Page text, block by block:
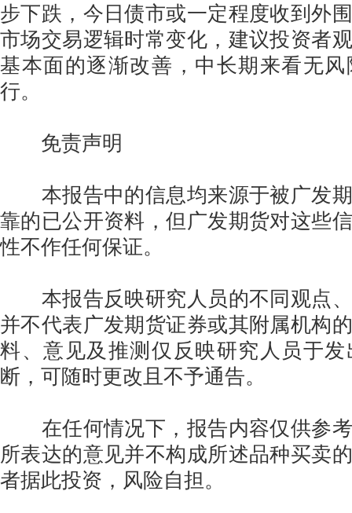
步下跌，今日债市或一定程度收到外
市场交易逻辑时常变化，建议投资者
基本面的逐渐改善，中长期来看无
行。
免责声明
本报告中的信息均来源于被广发期
靠的已公开资料，但广发期货对这些
性不作任何保证。
本报告反映研究人员的不同观点、
并不代表广发期货证券或其附属机构
料、意见及推测仅反映研究人员于
断，可随时更改且不予通告。
在任何情况下，报告内容仅供参考
所表达的意见并不构成所述品种买卖
者据此投资，风险自担。